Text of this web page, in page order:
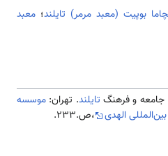
بوپیت (معبد مرمر) تایلند؛ معبد
تایلند. تهران: موسسه
الهدی
،ص.233.